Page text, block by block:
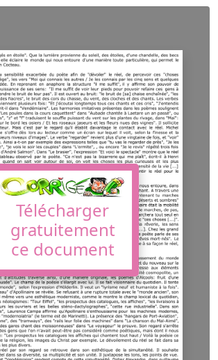
Télécharger
gratuitement
ce document